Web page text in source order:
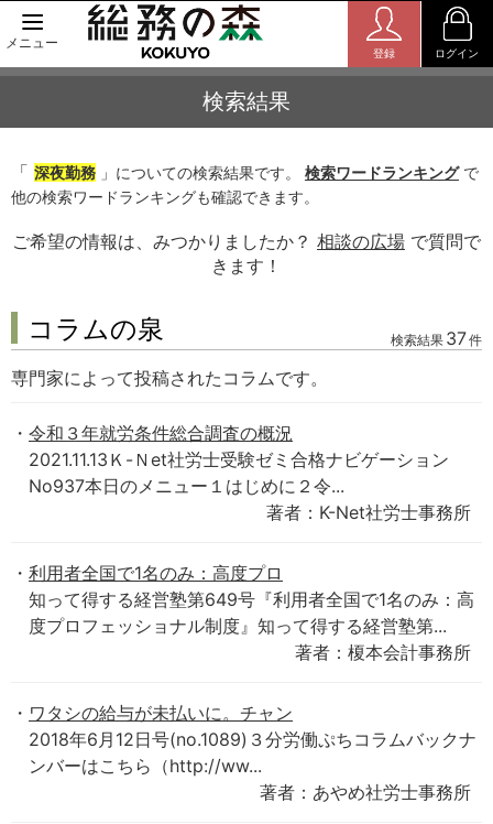
メニュー
登録 ログイン
検索結果
「 深夜勤務 」についての検索結果です。 検索ワードランキングで
他の検索ワードランキングも確認できます。
ご希望の情報は、みつかりましたか？ 相談の広場 で質問で
きます！
コラムの泉 検索結果 37件
専門家によって投稿されたコラムです。
令和３年就労条件総合調査の概況
2021.11.13Ｋ-Ｎet社労士受験ゼミ合格ナビゲーション
No937本日のメニュー１はじめに２令...
著者：K-Net社労士事務所
利用者全国で1名のみ：高度プロ
知って得する経営塾第649号『利用者全国で1名のみ：高
度プロフェッショナル制度』知って得する経営塾第...
著者：榎本会計事務所
ワタシの給与が未払いに。チャン
2018年6月12日号(no.1089)３分労働ぷちコラムバックナ
ンバーはこちら（http://ww...
著者：あやめ社労士事務所